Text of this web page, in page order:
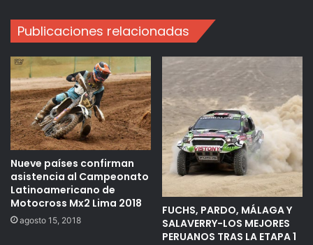
Publicaciones relacionadas
Nueve países confirman
asistencia al Campeonato
Latinoamericano de
Motocross Mx2 Lima 2018
agosto 15, 2018
FUCHS, PARDO, MÁLAGA Y
SALAVERRY-LOS MEJORES
PERUANOS TRAS LA ETAPA 1